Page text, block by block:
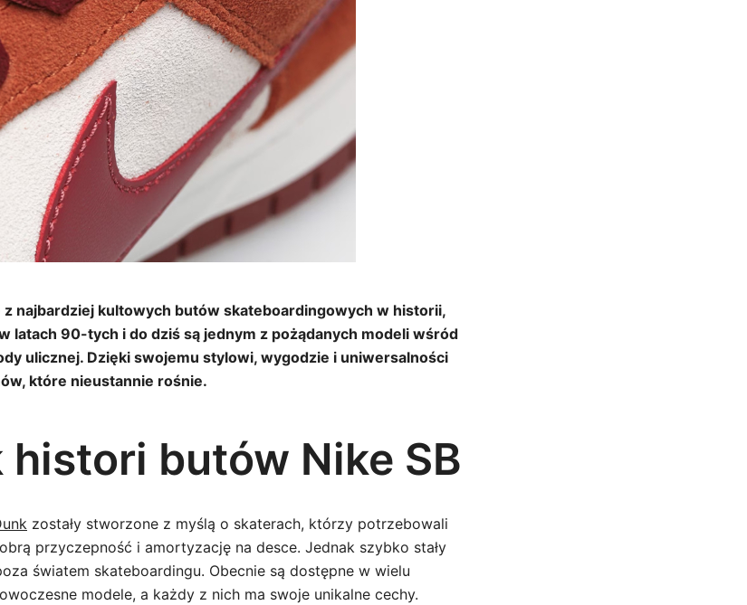
z najbardziej kultowych butów skateboardingowych w historii,
latach 90-tych i do dziś są jednym z pożądanych modeli wśród
ulicznej. Dzięki swojemu stylowi, wygodzie i uniwersalności
które nieustannie rośnie.
histori butów Nike SB
zostały stworzone z myślą o skaterach, którzy potrzebowali
przyczepność i amortyzację na desce. Jednak szybko stały
światem skateboardingu. Obecnie są dostępne w wielu
modele, a każdy z nich ma swoje unikalne cechy.